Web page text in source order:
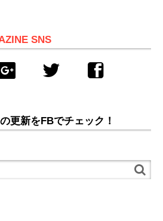
SNS
更新をFBでチェック！